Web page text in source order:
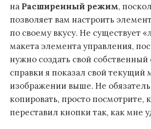
на Расширенный режим,
позволяет вам настроить
по своему вкусу. Не существует
макета элемента управления,
нужно создать свой собственный
справки я показал свой текущий
изображении выше. Не
копировать, просто посмотрите,
переставил кнопки так, как мне